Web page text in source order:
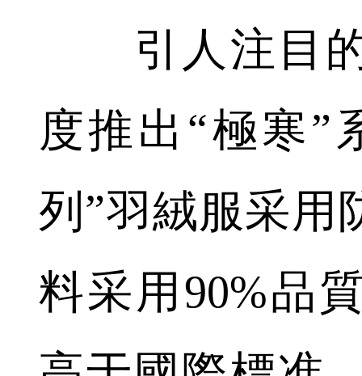
引人注目的
度推出“極寒”
列”羽絨服采用
料采用90%品